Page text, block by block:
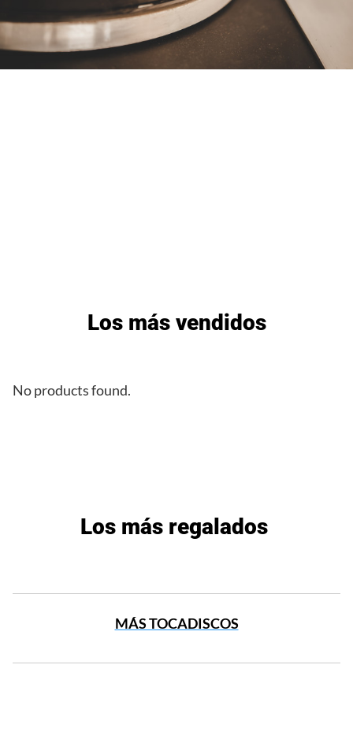
Los más vendidos
No products found.
Los más regalados
MÁS TOCADISCOS